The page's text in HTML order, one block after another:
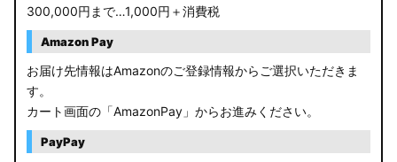
300,000円まで…1,000円＋消費税
Amazon Pay
お届け先情報はAmazonのご登録情報からご選択いただきま
す。
カート画面の「AmazonPay」からお進みください。
PayPay